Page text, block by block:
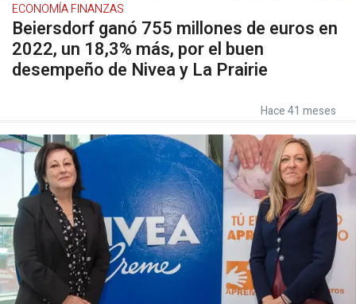
ECONOMÍA FINANZAS
Beiersdorf ganó 755 millones de euros en
2022, un 18,3% más, por el buen
desempeño de Nivea y La Prairie
Hace 41 meses